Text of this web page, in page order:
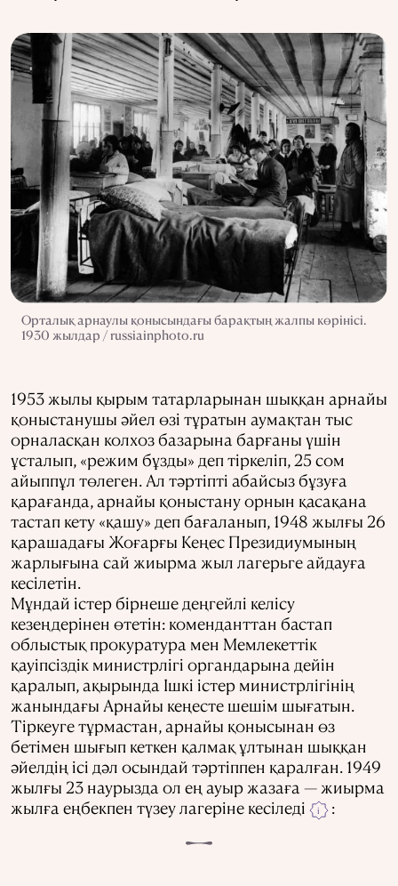
Орталық арнаулы қонысындағы барақтың жалпы көрінісі.
1930 жылдар / russiainphoto.ru
1953 жылы қырым татарларынан шыққан арнайы
қоныстанушы әйел өзі тұратын аумақтан тыс
орналасқан колхоз базарына барғаны үшін
ұсталып, «режим бұзды» деп тіркеліп, 25 сом
айыппұл төлеген. Ал тәртіпті абайсыз бұзуға
қарағанда, арнайы қоныстану орнын қасақана
тастап кету «қашу» деп бағаланып, 1948 жылғы 26
қарашадағы Жоғарғы Кеңес Президиумының
жарлығына сай жиырма жыл лагерьге айдауға
кесілетін.
Мұндай істер бірнеше деңгейлі келісу
кезеңдерінен өтетін: коменданттан бастап
облыстық прокуратура мен Мемлекеттік
қауіпсіздік министрлігі органдарына дейін
қаралып, ақырында Ішкі істер министрлігінің
жанындағы Арнайы кеңесте шешім шығатын.
Тіркеуге тұрмастан, арнайы қонысынан өз
бетімен шығып кеткен қалмақ ұлтынан шыққан
әйелдің ісі дәл осындай тәртіппен қаралған. 1949
жылғы 23 наурызда ол ең ауыр жазаға — жиырма
жылға еңбекпен түзеу лагеріне кесіледі
i :